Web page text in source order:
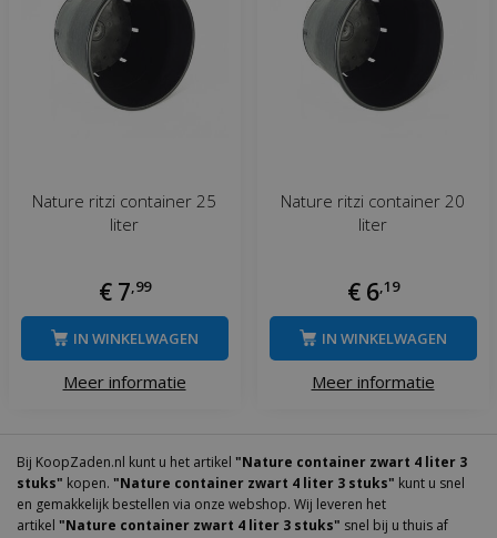
Nature ritzi container 25
liter
€ 7,99
Meer informatie
IN WINKELWAGEN
Nature ritzi container 20
liter
€ 6,19
Meer informatie
IN WINKELWAGEN
Bij KoopZaden.nl kunt u het artikel "Nature container zwart 4 liter 3
stuks" kopen. "Nature container zwart 4 liter 3 stuks" kunt u snel
en gemakkelijk bestellen via onze webshop. Wij leveren het
artikel "Nature container zwart 4 liter 3 stuks" snel bij u thuis af